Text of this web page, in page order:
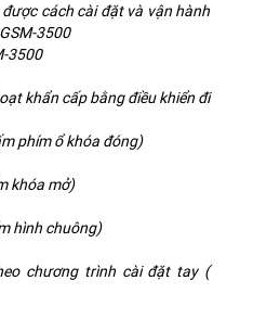
cách cài đặt và vận hành
3500
3500
khẩn cấp bằng điều khiển đi
phím ổ khóa đóng)
khóa mở)
hình chuông)
chương trình cài đặt tay (